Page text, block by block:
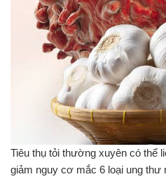
Tiêu thụ tỏi thường xuyên có thể
giảm nguy cơ mắc 6 loại ung thư